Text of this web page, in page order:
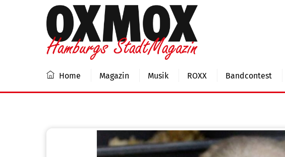
Home Magazin Musik ROXX Bandcontest